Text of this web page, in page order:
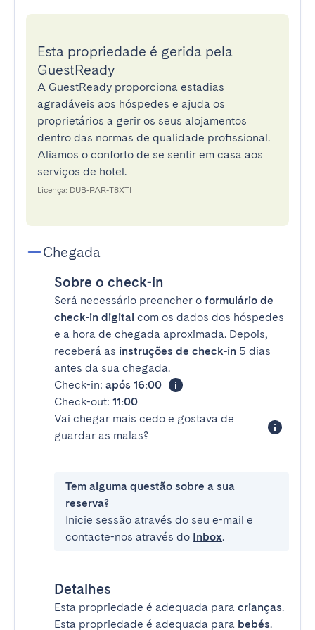
Esta propriedade é gerida pela
GuestReady
A GuestReady proporciona estadias
agradáveis aos hóspedes e ajuda os
proprietários a gerir os seus alojamentos
dentro das normas de qualidade profissional.
Aliamos o conforto de se sentir em casa aos
serviços de hotel.
Licença: DUB-PAR-T8XTI
Chegada
Sobre o check-in
Será necessário preencher o formulário de
check-in digital com os dados dos hóspedes
e a hora de chegada aproximada. Depois,
receberá as instruções de check-in 5 dias
antes da sua chegada.
Check-in: após 16:00
Check-out: 11:00
Vai chegar mais cedo e gostava de
guardar as malas?
Tem alguma questão sobre a sua
reserva?
Inicie sessão através do seu e-mail e
contacte-nos através do Inbox.
Detalhes
Esta propriedade é adequada para crianças.
Esta propriedade é adequada para bebés.